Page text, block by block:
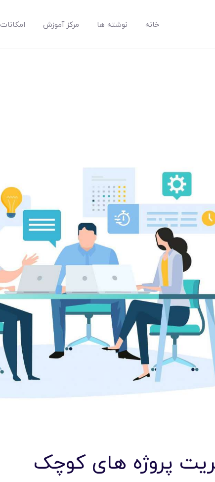
خانه نوشته ها مرکز آموزش امکانات
نوشته ها
مرکز آموزش
امکانات
سیستم ها
لیست قیمت محصولات
پروژه های کوچک